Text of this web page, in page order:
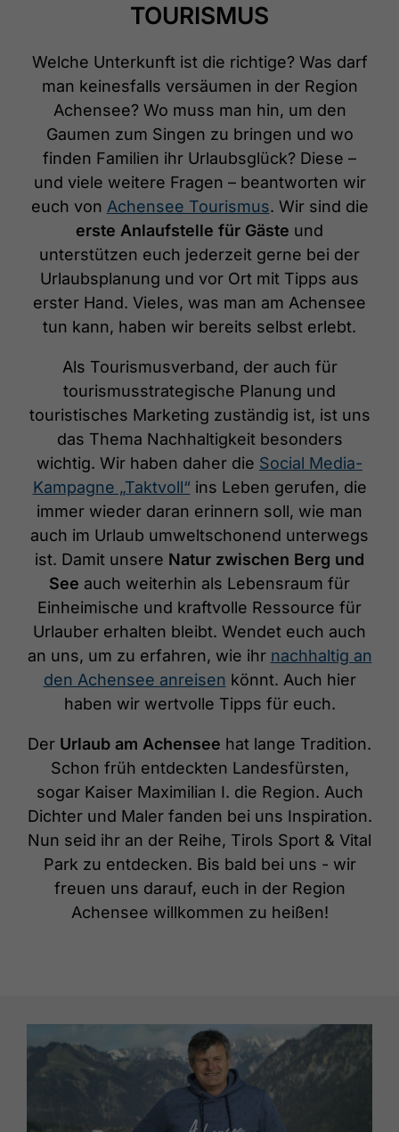
TOURISMUS
Welche Unterkunft ist die richtige? Was darf
man keinesfalls versäumen in der Region
Achensee? Wo muss man hin, um den
Gaumen zum Singen zu bringen und wo
finden Familien ihr Urlaubsglück? Diese –
und viele weitere Fragen – beantworten wir
euch von Achensee Tourismus. Wir sind die
erste Anlaufstelle für Gäste und
unterstützen euch jederzeit gerne bei der
Urlaubsplanung und vor Ort mit Tipps aus
erster Hand. Vieles, was man am Achensee
tun kann, haben wir bereits selbst erlebt.
Als Tourismusverband, der auch für
tourismusstrategische Planung und
touristisches Marketing zuständig ist, ist uns
das Thema Nachhaltigkeit besonders
wichtig. Wir haben daher die Social Media-
Kampagne „Taktvoll“ ins Leben gerufen, die
immer wieder daran erinnern soll, wie man
auch im Urlaub umweltschonend unterwegs
ist. Damit unsere Natur zwischen Berg und
See auch weiterhin als Lebensraum für
Einheimische und kraftvolle Ressource für
Urlauber erhalten bleibt. Wendet euch auch
an uns, um zu erfahren, wie ihr nachhaltig an
den Achensee anreisen könnt. Auch hier
haben wir wertvolle Tipps für euch.
Der Urlaub am Achensee hat lange Tradition.
Schon früh entdeckten Landesfürsten,
sogar Kaiser Maximilian I. die Region. Auch
Dichter und Maler fanden bei uns Inspiration.
Nun seid ihr an der Reihe, Tirols Sport & Vital
Park zu entdecken. Bis bald bei uns - wir
freuen uns darauf, euch in der Region
Achensee willkommen zu heißen!